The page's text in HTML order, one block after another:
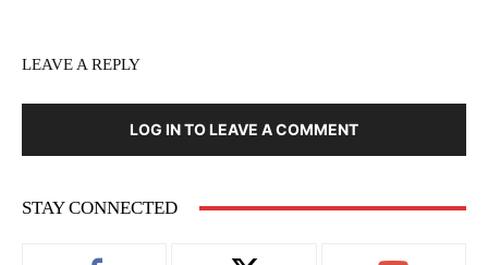
LEAVE A REPLY
LOG IN TO LEAVE A COMMENT
STAY CONNECTED